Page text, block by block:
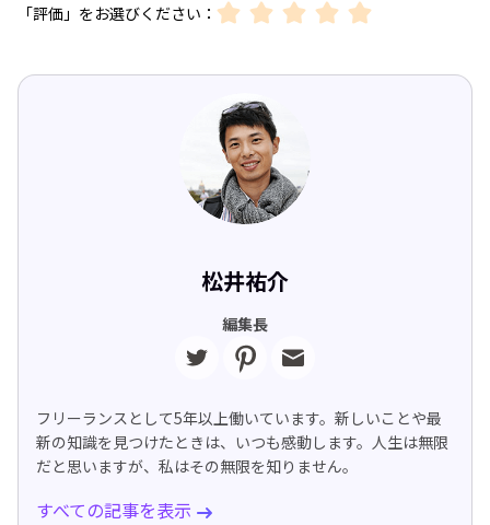
「評価」をお選びください：
松井祐介
編集長
フリーランスとして5年以上働いています。新しいことや最
新の知識を見つけたときは、いつも感動します。人生は無限
だと思いますが、私はその無限を知りません。
すべての記事を表示